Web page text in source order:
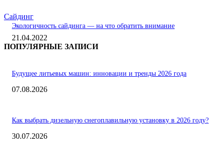
Сайдинг
Экологичность сайдинга — на что обратить внимание
21.04.2022
ПОПУЛЯРНЫЕ ЗАПИСИ
Будущее литьевых машин: инновации и тренды 2026 года
07.08.2026
Как выбрать дизельную снегоплавильную установку в 2026 году?
30.07.2026